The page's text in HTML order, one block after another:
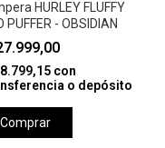
HURLEY FLUFFY
PUFFER - OBSIDIAN
con
o depósito
Comprar